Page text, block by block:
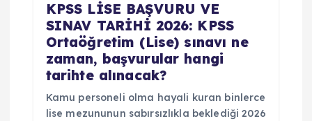
KPSS LİSE BAŞVURU VE
SINAV TARİHİ 2026: KPSS
Ortaöğretim (Lise) sınavı ne
zaman, başvurular hangi
tarihte alınacak?
Kamu personeli olma hayali kuran binlerce
lise mezununun sabırsızlıkla beklediği 2026